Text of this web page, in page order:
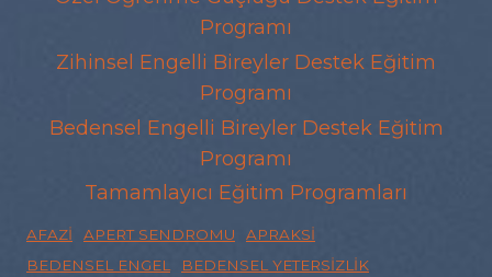
Programı
Zihinsel Engelli Bireyler Destek Eğitim
Programı
Bedensel Engelli Bireyler Destek Eğitim
Programı
Tamamlayıcı Eğitim Programları
AFAZI APERT SENDROMU
APRAKSI
BEDENSEL ENGEL
BEDENSEL YETERSIZLIK